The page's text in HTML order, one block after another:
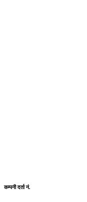
कम्पनी दर्ता नं.